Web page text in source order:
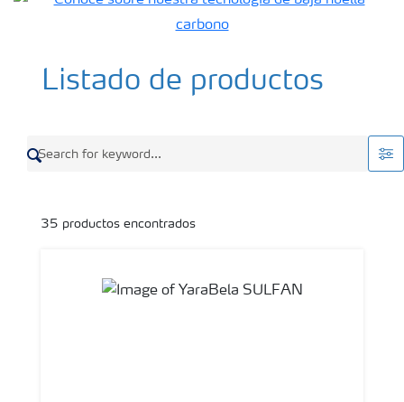
Deficiencia de nutrientes en cultivos
Listado de productos
35 productos encontrados